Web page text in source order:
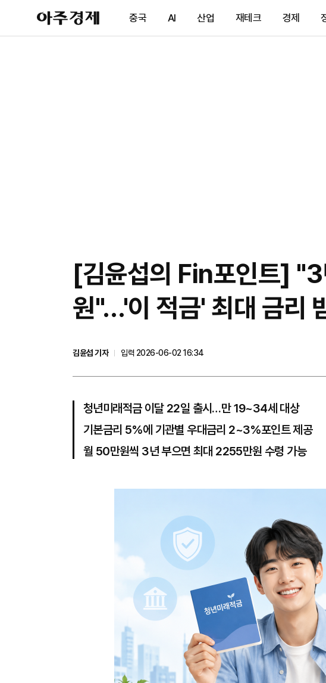
아
주
제
중국 AI 산업 재테크 경제
[김윤섭의 Fin포인트]
원"…'이 적금' 최대 금리
김윤섭 기자
입력 2026-06-02 16:34
청년미래적금 이달 22일 출시…만 19~34세 대상
기본금리 5%에 기관별 우대금리 2~3%포인트 제공
월 50만원씩 3년 부으면 최대 2255만원 수령 가능